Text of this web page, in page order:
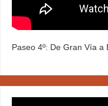
Paseo 4º: De Gran Vía a